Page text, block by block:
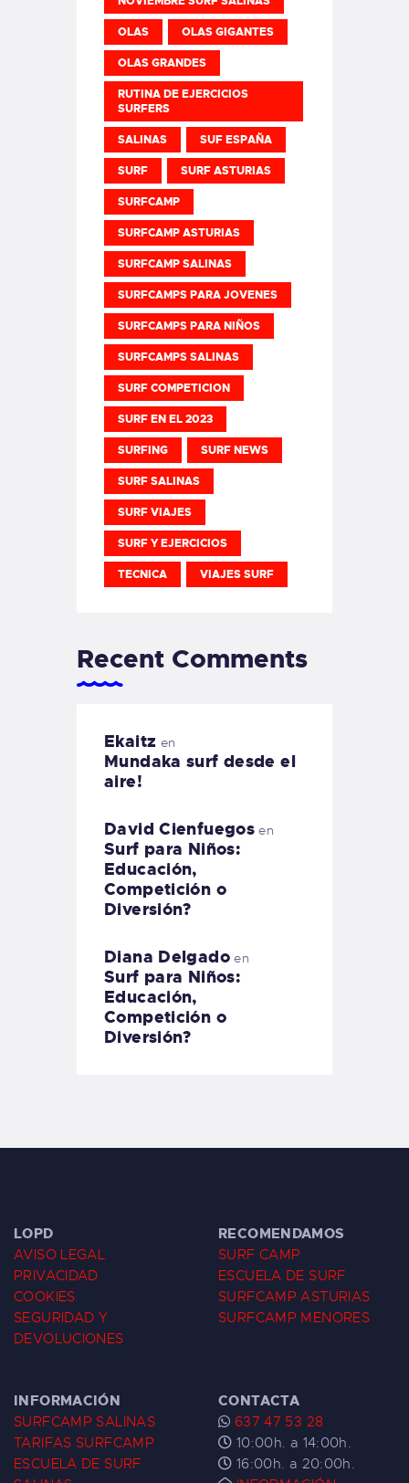
OLAS OLAS GIGANTES
OLAS GRANDES
RUTINA DE EJERCICIOS
SURFERS
SALINAS SUF ESPAÑA
SURF SURF ASTURIAS
SURFCAMP
SURFCAMP ASTURIAS
SURFCAMP SALINAS
SURFCAMPS PARA JOVENES
SURFCAMPS PARA NIÑOS
SURFCAMPS SALINAS
SURF COMPETICION
SURF EN EL 2023
SURFING SURF NEWS
SURF SALINAS
SURF VIAJES
SURF Y EJERCICIOS
TECNICA VIAJES SURF
Recent Comments
Ekaitz en
Mundaka surf desde el
aire!
David Cienfuegos en
Surf para Niños:
Educación,
Competición o
Diversión?
Diana Delgadoen
Surf para Niños:
Educación,
Competición o
Diversión?
LOPD
AVISO LEGAL
PRIVACIDAD
COOKIES
SEGURIDAD Y
DEVOLUCIONES
RECOMENDAMOS
SURF CAMP
ESCUELA DE SURF
SURFCAMP ASTURIAS
SURFCAMP MENORES
INFORMACIÓN
SURFCAMP SALINAS
TARIFAS SURFCAMP
ESCUELA DE SURF
CONTACTA
637 47 53 28
10:00h. a 14:00h.
16:00h. a 20:00h.